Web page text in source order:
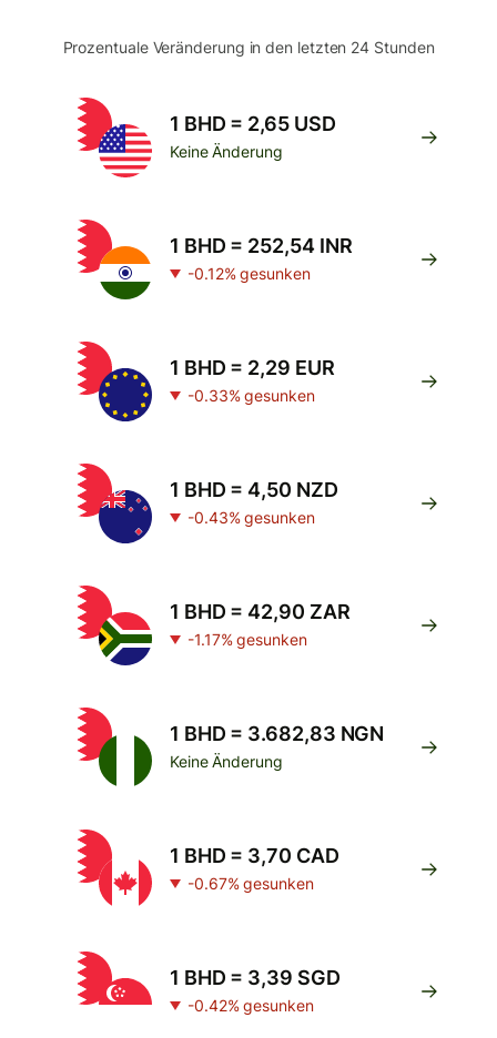
Prozentuale Veränderung in den letzten 24 Stunden
1 BHD = 2,65 USD
Keine Änderung
1 BHD = 252,54 INR
-0.12% gesunken
1 BHD = 2,29 EUR
-0.33% gesunken
1 BHD = 4,50 NZD
-0.43% gesunken
1 BHD = 42,90 ZAR
-1.17% gesunken
1 BHD = 3.682,83 NGN
Keine Änderung
1 BHD = 3,70 CAD
-0.67% gesunken
1 BHD = 3,39 SGD
-0.42% gesunken